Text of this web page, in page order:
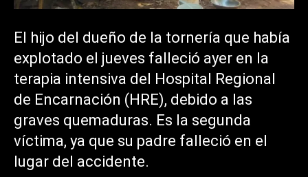
El hijo del dueño de la tornería que había
explotado el jueves falleció ayer en la
terapia intensiva del Hospital Regional
de Encarnación (HRE), debido a las
graves quemaduras. Es la segunda
víctima, ya que su padre falleció en el
lugar del accidente.